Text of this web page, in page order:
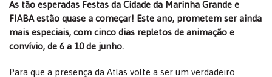
As tão esperadas Festas da Cidade da Marinha Grande e
FIABA estão quase a começar! Este ano, prometem ser ainda
mais especiais, com cinco dias repletos de animação e
convívio, de 6 a 10 de junho.
Para que a presença da Atlas volte a ser um verdadeiro